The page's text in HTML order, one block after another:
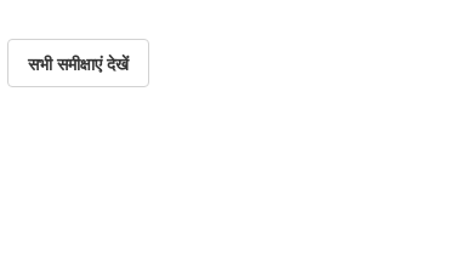
सभी समीक्षाएं देखें